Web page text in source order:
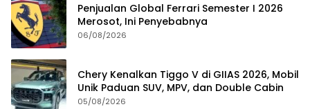
Penjualan Global Ferrari Semester I 2026
Merosot, Ini Penyebabnya
06/08/2026
Chery Kenalkan Tiggo V di GIIAS 2026, Mobil
Unik Paduan SUV, MPV, dan Double Cabin
05/08/2026